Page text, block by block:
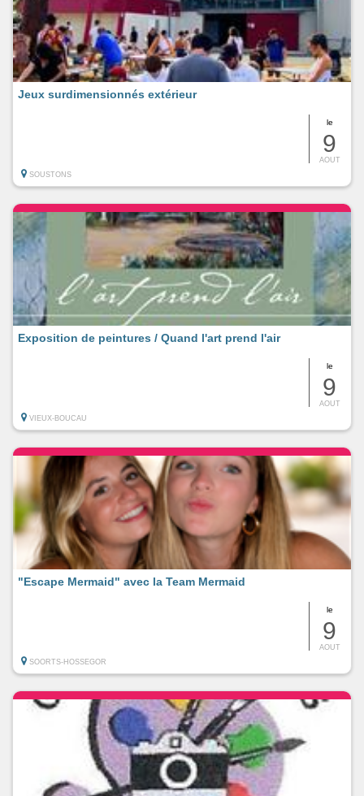
le
9
AOUT
Jeux surdimensionnés extérieur
SOUSTONS
le
9
AOUT
Exposition de peintures / Quand l'art prend l'air
VIEUX-BOUCAU
le
9
AOUT
"Escape Mermaid" avec la Team Mermaid
SOORTS-HOSSEGOR